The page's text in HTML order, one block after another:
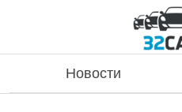
Новости